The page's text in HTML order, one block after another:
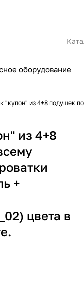
оборудование
"купон" из 4+8 подушек
из 4+8
+
цвета в